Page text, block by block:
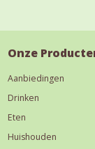
Onze
Aanbiedingen
Drinken
Eten
Huishouden